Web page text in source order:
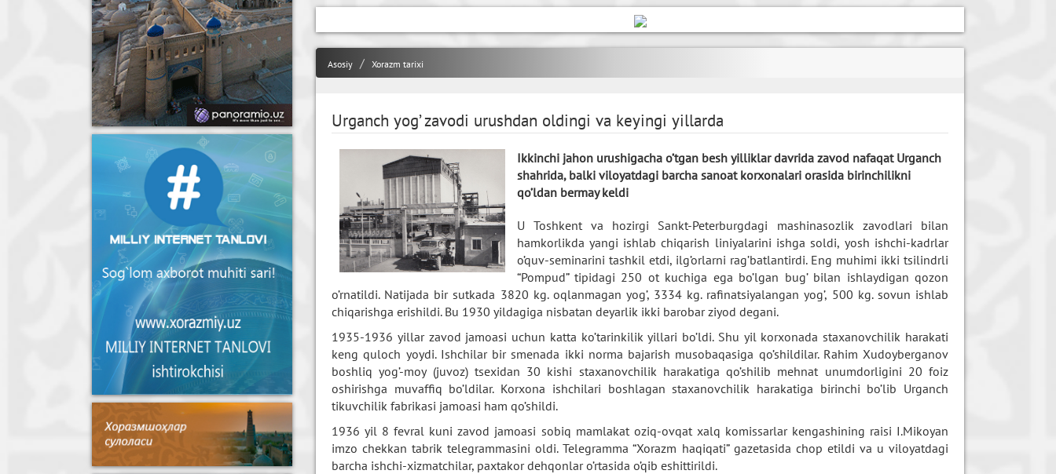
Asosiy Xorazm tarixi
Urganch yog’ zavodi urushdan oldingi va keyingi yillarda
Ikkinchi jahon urushigacha o’tgan besh yilliklar davrida zavod nafaqat Urganch
shahrida, balki viloyatdagi barcha sanoat korxonalari orasida birinchilikni
qo’ldan bermay keldi
U Toshkent va hozirgi Sankt-Peterburgdagi mashinasozlik zavodlari bilan
hamkorlikda yangi ishlab chiqarish liniyalarini ishga soldi, yosh ishchi-kadrlar
o’quv-seminarini tashkil etdi, ilg’orlarni rag’batlantirdi. Eng muhimi ikki tsilindrli
“Pompud” tipidagi 250 ot kuchiga ega bo’lgan bug’ bilan ishlaydigan qozon
o’rnatildi. Natijada bir sutkada 3820 kg. oqlanmagan yog’, 3334 kg. rafinatsiyalangan yog’, 500 kg. sovun ishlab
chiqarishga erishildi. Bu 1930 yildagiga nisbatan deyarlik ikki barobar ziyod degani.
1935-1936 yillar zavod jamoasi uchun katta ko’tarinkilik yillari bo’ldi. Shu yil korxonada staxanovchilik harakati
keng quloch yoydi. Ishchilar bir smenada ikki norma bajarish musobaqasiga qo’shildilar. Rahim Xudoyberganov
boshliq yog’-moy (juvoz) tsexidan 30 kishi staxanovchilik harakatiga qo’shilib mehnat unumdorligini 20 foiz
oshirishga muvaffiq bo’ldilar. Korxona ishchilari boshlagan staxanovchilik harakatiga birinchi bo’lib Urganch
tikuvchilik fabrikasi jamoasi ham qo’shildi.
1936 yil 8 fevral kuni zavod jamoasi sobiq mamlakat oziq-ovqat xalq komissarlar kengashining raisi I.Mikoyan
imzo chekkan tabrik telegrammasini oldi. Telegramma “Xorazm haqiqati” gazetasida chop etildi va u viloyatdagi
barcha ishchi-xizmatchilar, paxtakor dehqonlar o’rtasida o’qib eshittirildi.